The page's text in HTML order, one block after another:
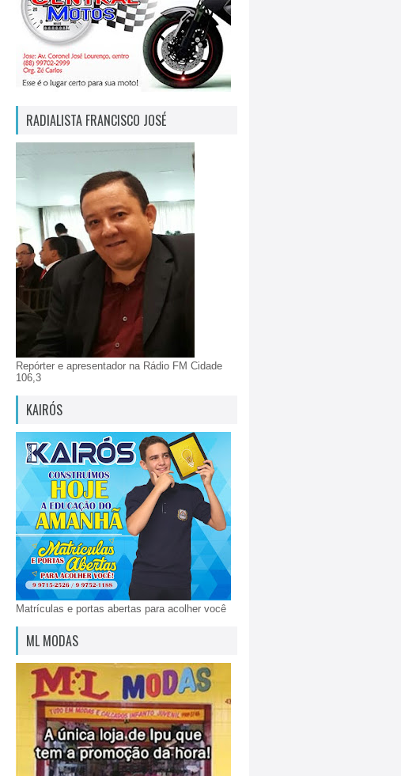
RADIALISTA FRANCISCO JOSÉ
Repórter e apresentador na Rádio FM Cidade
106,3
KAIRÓS
Matrículas e portas abertas para acolher você
ML MODAS